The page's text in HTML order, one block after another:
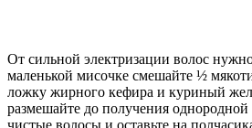
От сильной электризации волос
маленькой мисочке смешайте ½
ложку жирного кефира и куриный
размешайте до получения однородной